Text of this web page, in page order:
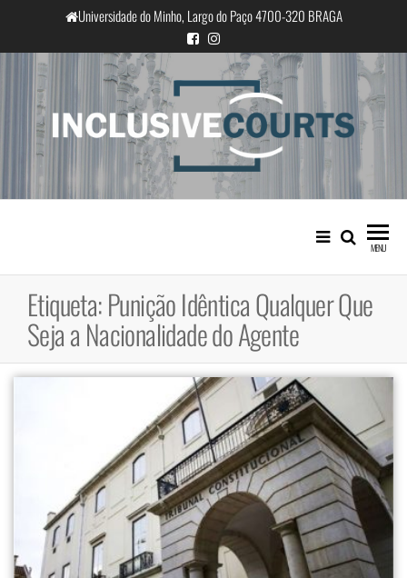
o
conteúdo
Universidade do Minho, Largo do Paço 4700-320 BRAGA
InclusiveCourts
Igualdade e diferença cultural na
prática judicial portuguesa
MENU
Etiqueta:Punição Idêntica Qualquer Que
Seja a Nacionalidade do Agente